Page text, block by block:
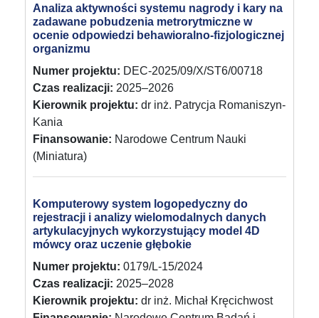
Analiza aktywności systemu nagrody i kary na
zadawane pobudzenia metrorytmiczne w
ocenie odpowiedzi behawioralno-fizjologicznej
organizmu
Numer projektu: DEC-2025/09/X/ST6/00718
Czas realizacji: 2025–2026
Kierownik projektu: dr inż. Patrycja Romaniszyn-
Kania
Finansowanie: Narodowe Centrum Nauki
(Miniatura)
Komputerowy system logopedyczny do
rejestracji i analizy wielomodalnych danych
artykulacyjnych wykorzystujący model 4D
mówcy oraz uczenie głębokie
Numer projektu: 0179/L-15/2024
Czas realizacji: 2025–2028
Kierownik projektu: dr inż. Michał Kręcichwost